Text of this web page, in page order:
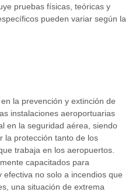
pruebas físicas, teóricas y
pueden variar según la
la prevención y extinción de
instalaciones aeroportuarias
en la seguridad aérea, siendo
la protección tanto de los
trabaja en los aeropuertos.
capacitados para
no solo a incendios que
una situación de extrema